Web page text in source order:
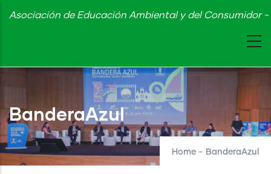
Skip
content
Asociación de Educación Ambiental y del Consumidor
BanderaAzul
Home - BanderaAzul